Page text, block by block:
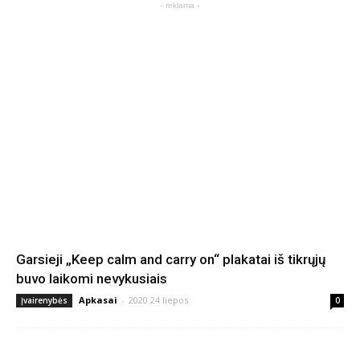
- reklama -
Garsieji „Keep calm and carry on“ plakatai iš tikrųjų
buvo laikomi nevykusiais
Įvairenybės Apkasai - 2020 24 liepos 0